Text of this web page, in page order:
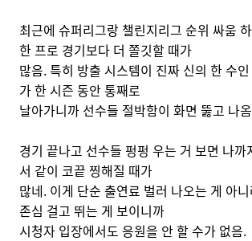
최근에 슈퍼리그랑 챌린지리그 순위 싸움
한 프로 경기보다 더 쫄깃할 때가
많음. 특히 방출 시스템이 진짜 신의 한 수
가 한 시즌 동안 통째로
날아가니까 선수들 절박함이 화면 뚫고 나
경기 끝나고 선수들 펑펑 우는 거 보면 나까
서 같이 코끝 찡해질 때가
많네. 이게 단순 출연료 벌러 나오는 게 아
존심 걸고 뛰는 게 보이니까
시청자 입장에서도 응원을 안 할 수가 없음.